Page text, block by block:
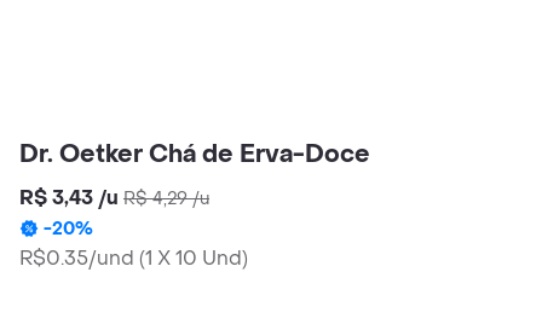
Dr. Oetker Chá de Erva-Doce
R$ 3,43 /u R$ 4,29/u
-20%
R$0.35/und (1 X 10 Und)